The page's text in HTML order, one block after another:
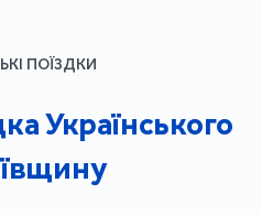
ПОЇЗДКИ
Українського